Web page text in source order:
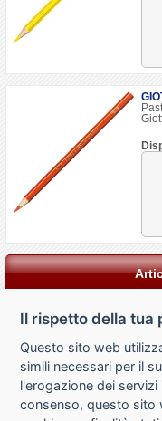
Il rispetto della tua
Questo sito web
simili necessari per il
l'erogazione dei
consenso, questo sito